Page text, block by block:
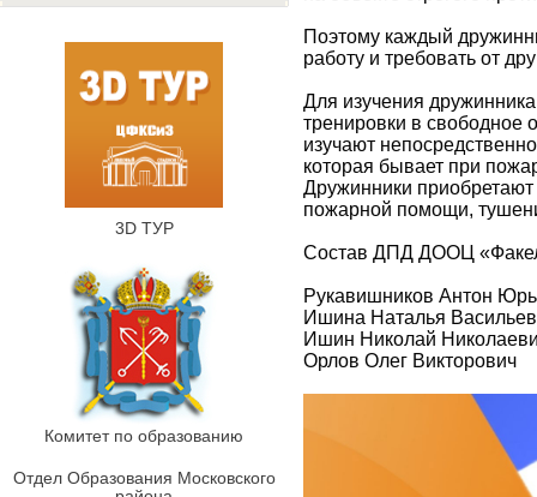
3D ТУР
Комитет по образованию
Отдел Образования Московского
Поэтому каждый
работу и требовать от
Для изучения
тренировки в
изучают
которая бывает при
Дружинники
пожарной помощи,
Состав ДПД ДООЦ
Рукавишников Антон
Ишина Наталья
Ишин Николай
Орлов Олег Викторович